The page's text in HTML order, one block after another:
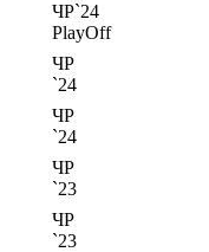
ЧР`24
PlayOff
ЧР
`24
ЧР
`24
ЧР
`23
ЧР
`23